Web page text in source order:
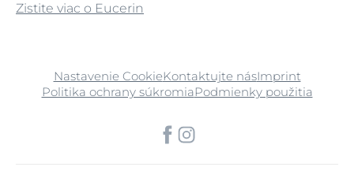
Zistite viac o Eucerin
Nastavenie CookieKontaktujte násImprint
Politika ochrany súkromiaPodmienky použitia